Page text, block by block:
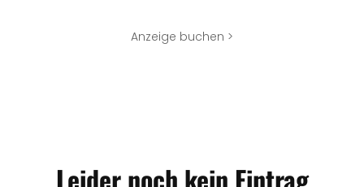
Anzeige buchen >
Leider noch kein Eintrag